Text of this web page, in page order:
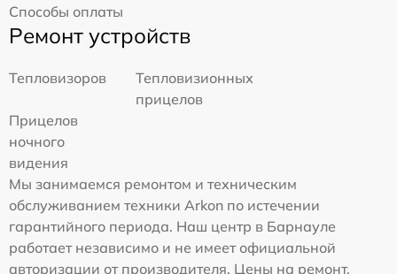
Способы оплаты
Ремонт устройств
Тепловизоров
Тепловизионных
прицелов
Прицелов
ночного
видения
Мы занимаемся ремонтом и техническим
обслуживанием техники Arkon по истечении
гарантийного периода. Наш центр в Барнауле
работает независимо и не имеет официальной
авторизации от производителя. Цены на ремонт,